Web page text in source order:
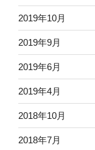
2019年10月
2019年9月
2019年6月
2019年4月
2018年10月
2018年7月